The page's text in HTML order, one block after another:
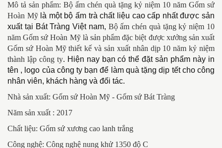
Mô tả sản phẩm: Bộ ấm chén quà tặng kỷ niệm 10 năm Gốm sứ
Hoàn Mỹ là một bộ ấm trà chất liệu cao cấp nhất được sản
xuất tại Bát Tràng Việt nam, Bộ ấm chén quà tặng kỷ niệm 10
năm Gốm sứ Hoàn Mỹ là sản phẩm đặc biệt được xưởng sản xuất
Gốm sứ Hoàn Mỹ thiết kế và sản xuất nhân dịp 10 năm kỷ niệm
thành lập công ty. Hiện nay bạn có thể đặt sản phẩm này in
tên , logo của công ty bạn để làm quà tặng dịp tết cho công
nhân viên, khách hàng và đối tác.
Nhà sản xuất: Gốm sứ Hoàn Mỹ - Gốm sứ Bát Tràng
Năm sản xuất : 2017
Chất liệu: Gốm sứ xương cao lanh trắng
Công nghệ: Công nghệ nung khử 1350 độ C